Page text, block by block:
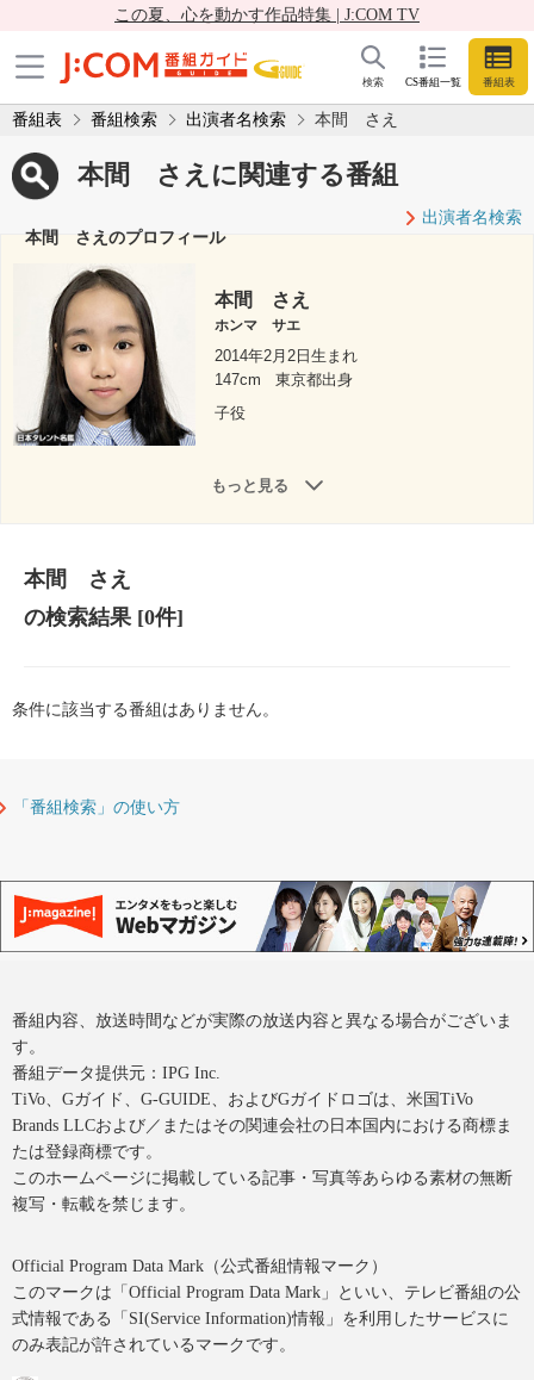
この夏、心を動かす作品特集 | J:COM TV
CS番組一覧 番組表
検索
番組表 番組検索 出演者名検索 本間 さえ
本間 さえに関連する番組
出演者名検索
本間 さえのプロフィール
本間 さえ
ホンマ サエ
2014年2月2日生まれ
147cm
東京都出身
子役
もっと見る
本間 さえ
の検索結果[0件]
条件に該当する番組はありません。
「番組検索」の使い方
番組内容、放送時間などが実際の放送内容と異なる場合がございま
す。
番組データ提供元：IPG Inc.
TiVo、Gガイド、G-GUIDE、およびGガイドロゴは、米国TiVo
Brands LLCおよび／またはその関連会社の日本国内における商標ま
たは登録商標です。
このホームページに掲載している記事・写真等あらゆる素材の無断
複写・転載を禁じます。
Official Program Data Mark（公式番組情報マーク）
このマークは「Official Program Data Mark」といい、テレビ番組の公
式情報である「SI(Service Information)情報」を利用したサービスに
のみ表記が許されているマークです。